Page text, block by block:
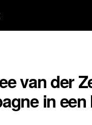
van der
in